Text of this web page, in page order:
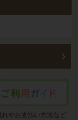
れやお支払い方法など